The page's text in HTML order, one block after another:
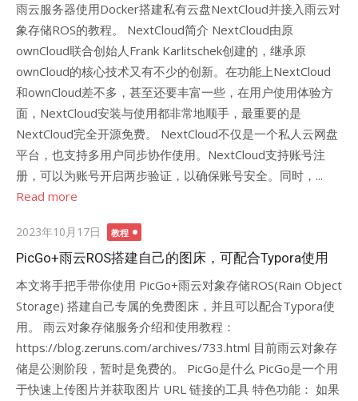
雨云服务器使用Docker搭建私有云盘NextCloud并接入雨云对
象存储ROS的教程。 NextCloud简介 NextCloud由原
ownCloud联合创始人Frank Karlitschek创建的，继承原
ownCloud的核心技术又有不少的创新。在功能上NextCloud
和ownCloud差不多，甚至还要丰富一些，在用户使用体验方
面，NextCloud安装与使用都非常地顺手，最重要的是
NextCloud完全开源免费。 NextCloud不仅是一个私人云网盘
平台，也支持多用户同步协作使用。NextCloud支持账号注
册，可以为账号开启两步验证，以确保账号安全。同时，...
Read more
Posted
on
2023年10月17日 教程
PicGo+雨云ROS搭建自己的图床，可配合Typora使用
本文将手把手带你使用 PicGo+雨云对象存储ROS(Rain Object
Storage) 搭建自己专属的免费图床，并且可以配合Typora使
用。 雨云对象存储服务介绍和使用教程：
https://blog.zeruns.com/archives/733.html 目前雨云对象存
储是公测阶段，暂时是免费的。 PicGo是什么 PicGo是一个用
于快速上传图片并获取图片 URL 链接的工具 特色功能： 如果